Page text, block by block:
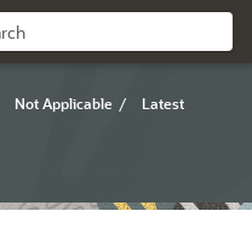
Not Applicable / Latest